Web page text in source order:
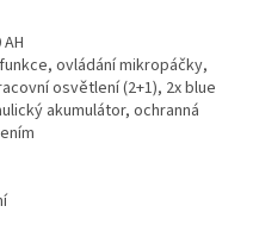
ovládání mikropáčky,
osvětlení (2+1), 2x blue
akumulátor, ochranná